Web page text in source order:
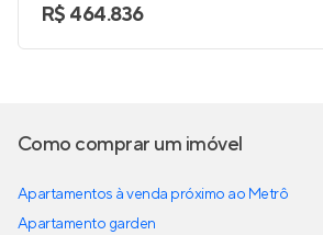
R$ 464.836
Como comprar um imóvel
Apartamentos à venda próximo ao Metrô
Apartamento garden